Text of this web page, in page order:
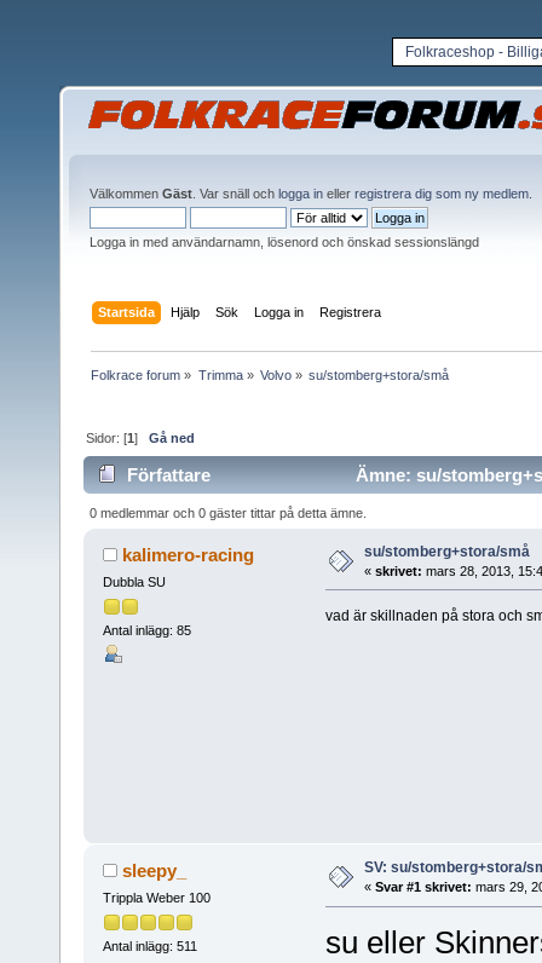
Folkraceshop -
Välkommen Gäst . Var snäll och logga in eller registrera dig som ny medlem
Logga in med användarnamn, lösenord och önskad sessionslängd
Startsida Hjälp Sök Logga in Registrera
Folkrace forum » Trimma» Volvo» su/stomberg+stora/små
Sidor: [1]Gå ned
Författare Ämne: su/
0 medlemmar och 0 gäster tittar på detta ämne.
kalimero-racing
Dubbla SU
Antal inlägg: 85
su/stomberg+stora/små
« skrivet: mars 28, 2013,
vad är skillnaden på stora och
sleepy_
Trippla Weber 100
Antal inlägg: 511
SV: su/stomberg+stora/
« Svar #1 skrivet: mars 29,
su eller